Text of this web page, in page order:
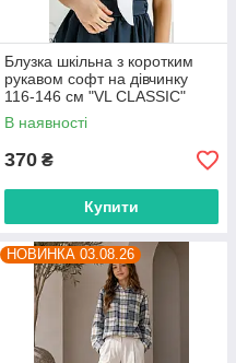
Блузка шкільна з коротким
рукавом софт на дівчинку
116-146 см "VL CLASSIC"
недорого від прямого
постачальника
В наявності
370 ₴
Купити
НОВИНКА 03.08.26